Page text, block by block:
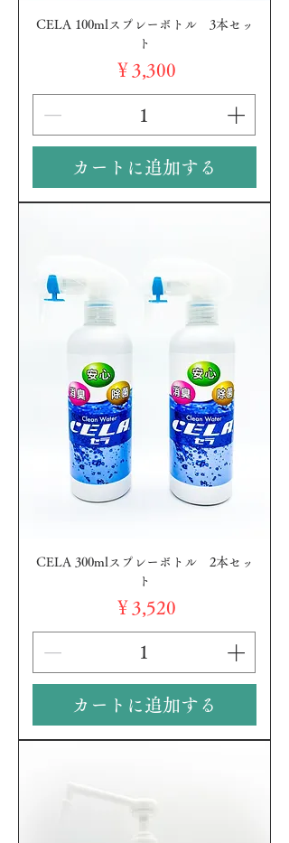
CELA 100mlスプレーボトル 3本セッ
ト
価格
￥3,300
カートに追加する
CELA 300mlスプレーボトル 2本セッ
ト
価格
￥3,520
カートに追加する